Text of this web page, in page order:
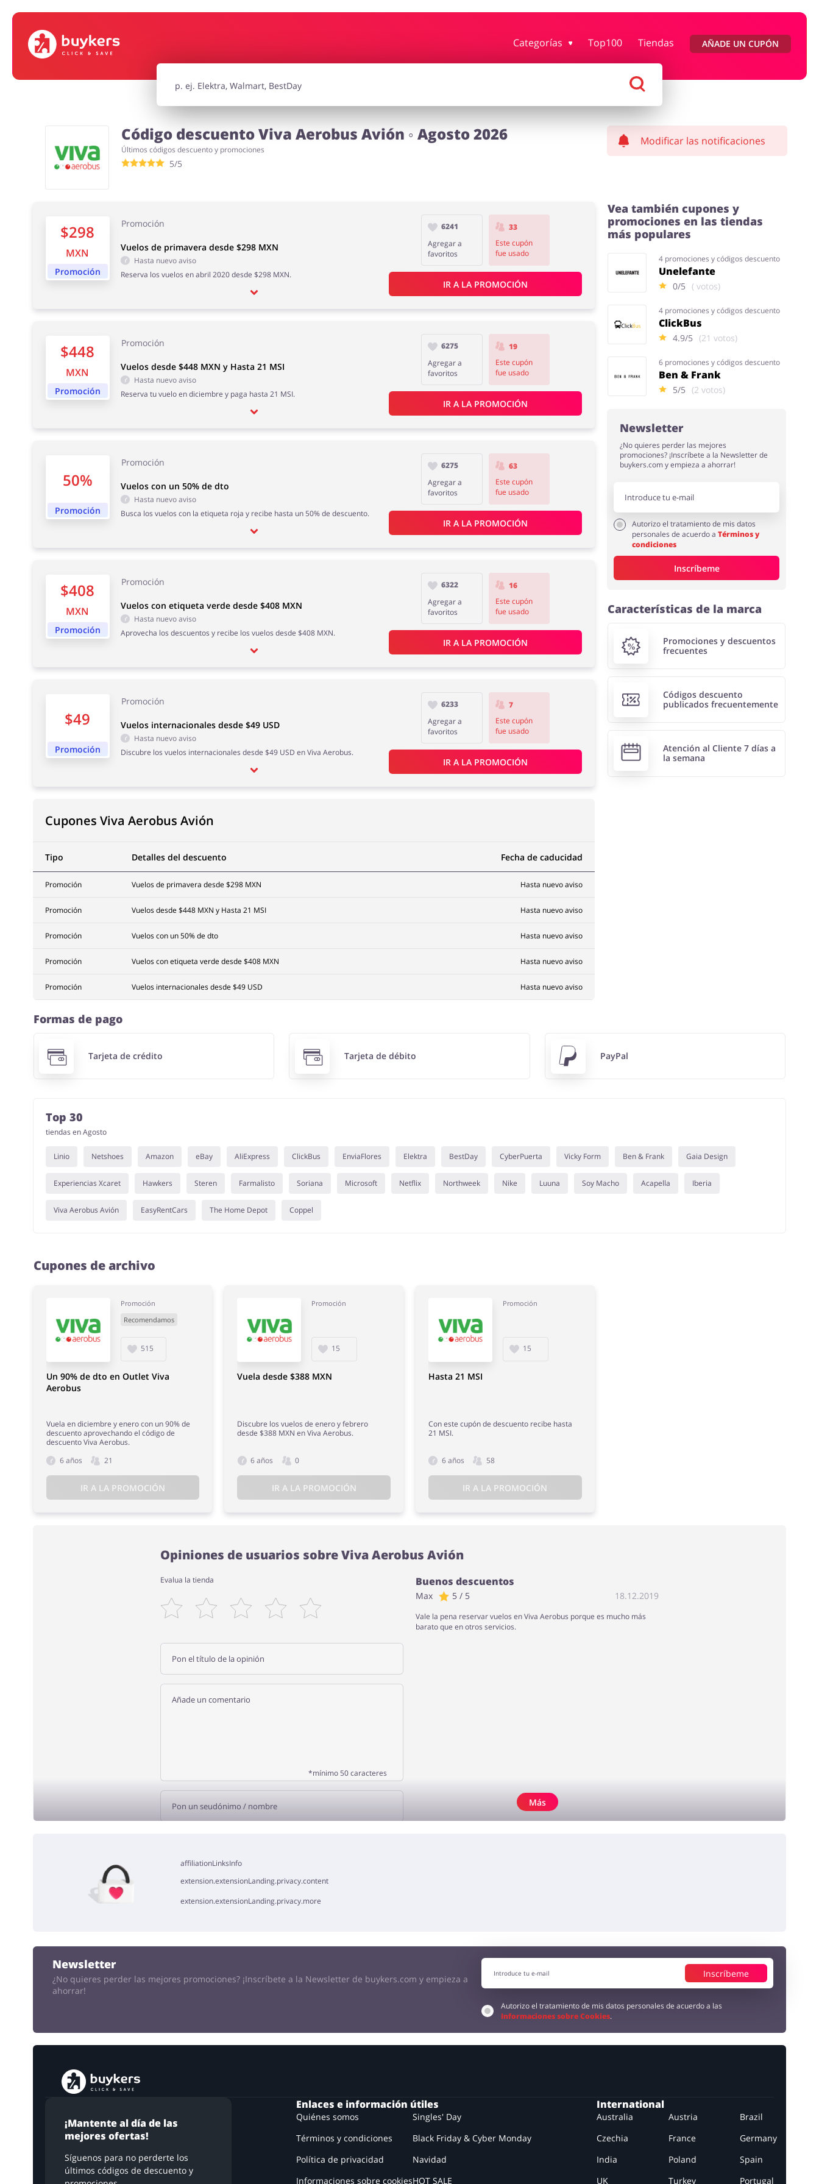
Categorías Top100 Tiendas AÑADE UN CUPÓN
Supermercado Moda Megatiendas
Motorización
Código descuento Viva Aerobus Avión ◦ Agosto 2026
Últimos códigos descuento y promociones
5/5
Modificar las notificaciones
$298
MXN
Promoción
Promoción
Vuelos de primavera desde $298 MXN
Reserva los vuelos en abril 2020 desde $298 MXN.
Hasta nuevo aviso
6241
Agregar a
favoritos
33
Este cupón
fue usado
IR A LA PROMOCIÓN
$448
MXN
Promoción
Promoción
Vuelos desde $448 MXN y Hasta 21 MSI
Reserva tu vuelo en diciembre y paga hasta 21 MSI.
Hasta nuevo aviso
6275
Agregar a
favoritos
19
Este cupón
fue usado
IR A LA PROMOCIÓN
50%
Promoción
Promoción
Vuelos con un 50% de dto
Busca los vuelos con la etiqueta roja y recibe hasta un 50% de descuento.
Hasta nuevo aviso
6275
Agregar a
favoritos
63
Este cupón
fue usado
IR A LA PROMOCIÓN
$408
MXN
Promoción
Promoción
Vuelos con etiqueta verde desde $408 MXN
Aprovecha los descuentos y recibe los vuelos desde $408 MXN.
Hasta nuevo aviso
6322
Agregar a
favoritos
16
Este cupón
fue usado
IR A LA PROMOCIÓN
$49
Promoción
Promoción
Vuelos internacionales desde $49 USD
Discubre los vuelos internacionales desde $49 USD en Viva Aerobus.
Hasta nuevo aviso
6233
Agregar a
favoritos
7
Este cupón
fue usado
IR A LA PROMOCIÓN
Cupones Viva Aerobus Avión
Tipo Detalles del descuento Fecha de caducidad
Promoción Vuelos de primavera desde $298 MXN Hasta nuevo aviso
Promoción Vuelos desde $448 MXN y Hasta 21 MSI Hasta nuevo aviso
Promoción Vuelos con un 50% de dto Hasta nuevo aviso
Promoción Vuelos con etiqueta verde desde $408 MXN Hasta nuevo aviso
Promoción Vuelos internacionales desde $49 USD Hasta nuevo aviso
Vea también cupones y
promociones en las tiendas
más populares
4 promociones y códigos descuento
Unelefante
0/5 ( votos)
4 promociones y códigos descuento
ClickBus
4.9/5 (21 votos)
6 promociones y códigos descuento
Ben & Frank
5/5 (2 votos)
Newsletter
¿No quieres perder las mejores
promociones? ¡Inscríbete a la Newsletter de
buykers.com y empieza a ahorrar!
Autorizo el tratamiento de mis datos
personales de acuerdo aTérminos y
condiciones
Inscríbeme
Características de la marca
Promociones y descuentos
frecuentes
Códigos descuento
publicados frecuentemente
Atención al Cliente 7 días a
la semana
Formas de pago
Tarjeta de crédito Tarjeta de débito PayPal
Top 30
tiendas en Agosto
Linio Netshoes Amazon eBay AliExpress ClickBus EnviaFlores Elektra BestDay CyberPuerta Vicky Form Ben & Frank Gaia Design
Experiencias Xcaret Hawkers Steren Farmalisto Soriana Microsoft Netflix Northweek Nike Luuna Soy Macho Acapella Iberia
Viva Aerobus Avión EasyRentCars The Home Depot Coppel
Cupones de archivo
Promoción
Recomendamos
515
Un 90% de dto en Outlet Viva
Aerobus
Vuela en diciembre y enero con un 90% de
descuento aprovechando el código de
descuento Viva Aerobus.
6 años
21
IR A LA PROMOCIÓN
Promoción
15
Vuela desde $388 MXN
Discubre los vuelos de enero y febrero
desde $388 MXN en Viva Aerobus.
6 años 0
IR A LA PROMOCIÓN
Promoción
15
Hasta 21 MSI
Con este cupón de descuento recibe hasta
21 MSI.
6 años 58
IR A LA PROMOCIÓN
Opiniones de usuarios sobre Viva Aerobus Avión
Evalua la tienda
*mínimo 50 caracteres
Buenos descuentos
Max 5 / 5 18.12.2019
Vale la pena reservar vuelos en Viva Aerobus porque es mucho más
barato que en otros servicios.
Más
affiliationLinksInfo
extension.extensionLanding.privacy.content
extension.extensionLanding.privacy.more
Newsletter
¿No quieres perder las mejores promociones?¡Inscríbete a la Newsletter de buykers.com y empieza a
ahorrar!
Inscríbeme
Autorizo el tratamiento de mis datos personales de acuerdo a las
Informaciones sobre Cookies.
¡Mantente al día de las
mejores ofertas!
Síguenos para no perderte los
últimos códigos de descuento y
Enlaces e información útiles
Quiénes somos
Términos y condiciones
Política de privacidad
Informaciones sobre cookies
Singles' Day
Black Friday & Cyber Monday
Navidad
HOT SALE
International
Australia Austria
Brazil
Czechia
France
Germany
India
Poland
Spain
UK
Turkey Portugal